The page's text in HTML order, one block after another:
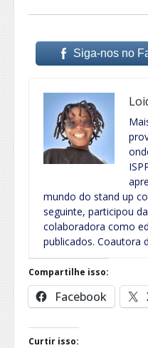
Siga-nos no
mundo do stand up
seguinte, participou
colaboradora como
publicados. Coautora
Compartilhe isso:
Facebook
Curtir isso: